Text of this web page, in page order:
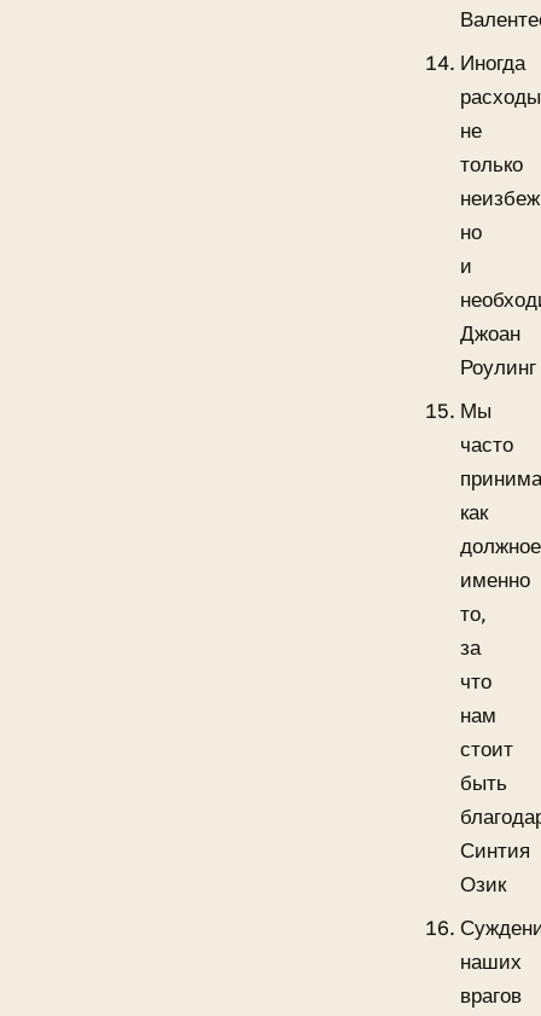
Иногда
расходы
не
только
но
и
Джоан
Роулинг
Мы
часто
как
должное
именно
то,
за
что
нам
стоит
быть
Синтия
Озик
наших
врагов